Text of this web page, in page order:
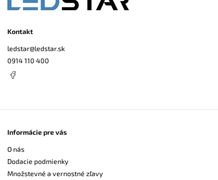
Kontakt
ledstar@ledstar.sk
0914 110 400
Informácie pre vás
O nás
Dodacie podmienky
Množstevné a vernostné zľavy